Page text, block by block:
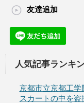
友達追加
人気記事ランキ
京都市立京都工
スカートの中を